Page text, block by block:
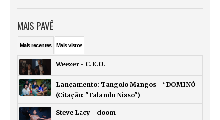
MAIS PAVÊ
Maisrecentes Maisvistos
Weezer - C.E.O.
Lançamento: Tangolo Mangos - "DOMINÓ
(Citação: "Falando Nisso")
Steve Lacy - doom